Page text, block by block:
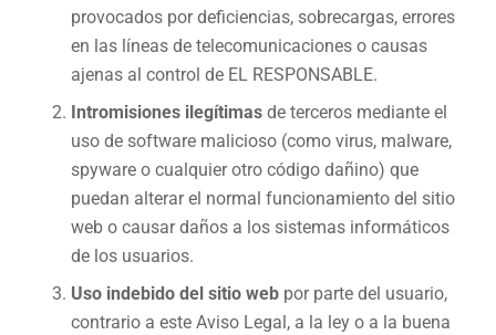
provocados por deficiencias, sobrecargas, errores
en las líneas de telecomunicaciones o causas
ajenas al control de EL RESPONSABLE.
Intromisiones ilegítimas de terceros mediante el
uso de software malicioso (como virus, malware,
spyware o cualquier otro código dañino) que
puedan alterar el normal funcionamiento del sitio
web o causar daños a los sistemas informáticos
de los usuarios.
Uso indebido del sitio web por parte del usuario,
contrario a este Aviso Legal, a la ley o a la buena